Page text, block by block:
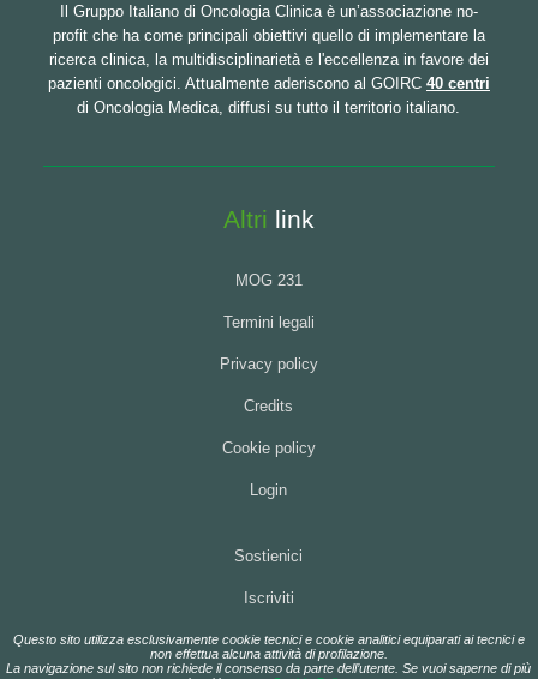
Il Gruppo Italiano di Oncologia Clinica è un’associazione no-
profit che ha come principali obiettivi quello di implementare la
ricerca clinica, la multidisciplinarietà e l'eccellenza in favore dei
pazienti oncologici. Attualmente aderiscono al GOIRC 40 centri
di Oncologia Medica, diffusi su tutto il territorio italiano.
Altri link
MOG 231
Termini legali
Privacy policy
Credits
Cookie policy
Login
Sostienici
Iscriviti
Questo sito utilizza esclusivamente cookie tecnici e cookie analitici equiparati ai tecnici e
non effettua alcuna attività di profilazione.
La navigazione sul sito non richiede il consenso da parte dell’utente. Se vuoi saperne di più